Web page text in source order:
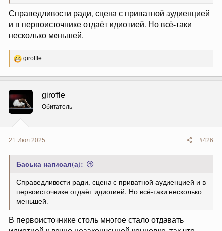
Справедливости ради, сцена с приватной аудиенцией
и в первоисточнике отдаёт идиотией. Но всё-таки
несколько меньшей.
Р
ц
и
и
:
giroffle
giroffle
Обитатель
21 Июл 2025 #426
Баська написал(а):
Справедливости ради, сцена с приватной аудиенцией и в
первоисточнике отдаёт идиотией. Но всё-таки несколько
меньшей.
В первоисточнике столь многое стало отдавать